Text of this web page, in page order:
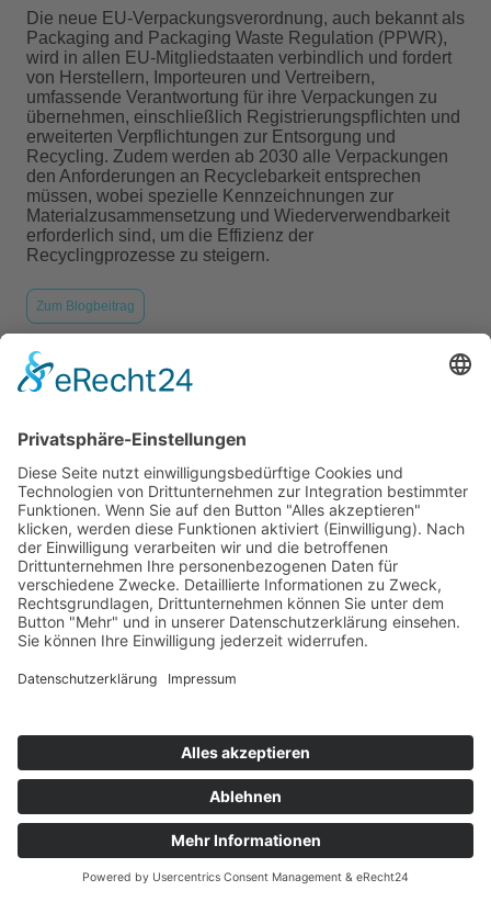
Die neue EU-Verpackungsverordnung, auch bekannt als
Packaging and Packaging Waste Regulation (PPWR),
wird in allen EU-Mitgliedstaaten verbindlich und fordert
von Herstellern, Importeuren und Vertreibern,
umfassende Verantwortung für ihre Verpackungen zu
übernehmen, einschließlich Registrierungspflichten und
erweiterten Verpflichtungen zur Entsorgung und
Recycling. Zudem werden ab 2030 alle Verpackungen
den Anforderungen an Recyclebarkeit entsprechen
müssen, wobei spezielle Kennzeichnungen zur
Materialzusammensetzung und Wiederverwendbarkeit
erforderlich sind, um die Effizienz der
Recyclingprozesse zu steigern.
Zum Blogbeitrag